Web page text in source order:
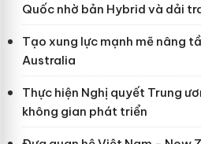
Quốc nhờ bản Hybrid và dải
Tạo xung lực mạnh mẽ nâng
Australia
Thực hiện Nghị quyết Trung
không gian phát triển